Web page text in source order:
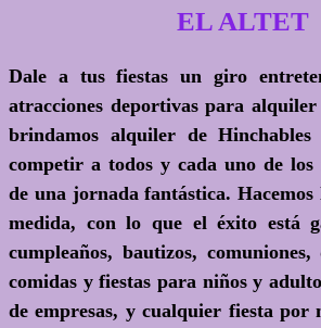
EL ALTET
Dale a tus fiestas un giro
atracciones deportivas para
brindamos alquiler de Hinchables
competir a todos y cada uno de
de una jornada fantástica. Hacemos
medida, con lo que el éxito está
cumpleaños, bautizos, comuniones,
comidas y fiestas para niños y
de empresas, y cualquier fiesta por